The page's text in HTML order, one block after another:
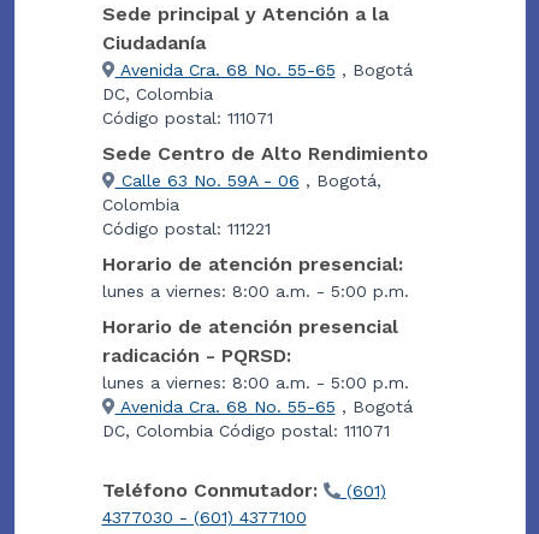
Sede principal y Atención a la
Ciudadanía
Avenida Cra. 68 No. 55-65 , Bogotá
DC, Colombia
Código postal: 111071
Sede Centro de Alto Rendimiento
Calle 63 No. 59A - 06 , Bogotá,
Colombia
Código postal: 111221
Horario de atención presencial:
lunes a viernes: 8:00 a.m. - 5:00 p.m.
Horario de atención presencial
radicación - PQRSD:
lunes a viernes: 8:00 a.m. - 5:00 p.m.
Avenida Cra. 68 No. 55-65 , Bogotá
DC, Colombia Código postal: 111071
Teléfono Conmutador:
(601)
4377030 - (601) 4377100